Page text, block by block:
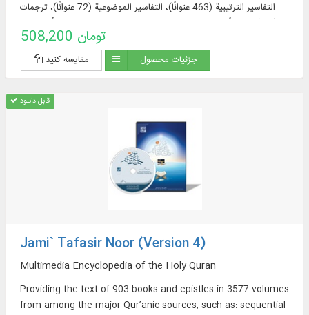
التفاسير الترتيبية (463 عنوانًا)، التفاسير الموضوعية (72 عنوانًا)، ترجمات
قسم الموسوعة)، مصادر تفسير القرآن وعلومه (319 عنوانا)، المعاجم 508,200 تومان
مقایسه کنید جزئیات محصول
قابل دانلود
Jami` Tafasir Noor (Version 4)
Multimedia Encyclopedia of the Holy Quran
Providing the text of 903 books and epistles in 3577 volumes
from among the major Qur’anic sources, such as: sequential